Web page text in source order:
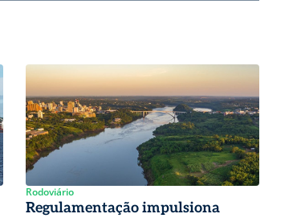
Rodoviário
Regulamentação impulsiona